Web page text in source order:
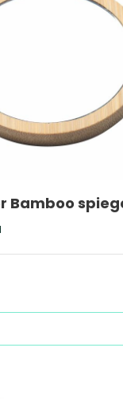
Bamboo